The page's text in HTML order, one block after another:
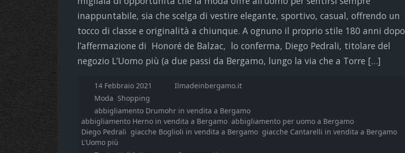
inappuntabile, sia che scelga di vestire elegante, sportivo, casual, offrendo un
tocco di classe e originalità a chiunque. A ognuno il proprio stile 180 anni dopo
l’affermazione di Honoré de Balzac, lo conferma, Diego Pedrali, titolare del
negozio L’Uomo più (a due passi da Bergamo, lungo la via che a Torre […]
14 Febbraio 2021
Ilmadeinbergamo.it
Moda Shopping
abbigliamento Drumohr in vendita a Bergamo
abbigliamento Herno in vendita a Bergamo abbigliamento per uomo a Bergamo
Diego Pedrali giacche Boglioli in vendita a Bergamo giacche Cantarelli in vendita a Bergamo
L'Uomo più